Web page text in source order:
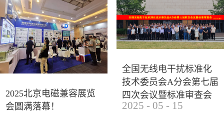
研讨及产品展示等多种形式，深入交流行业见解，踊
跃探索合作空间，为电磁兼容领域的高质量发展汇聚
了新动能。产品展示展会现场，公司展示了...
2025北京电磁兼容展览
会圆满落幕！
全国无线电干扰标准化
技术委员会A分会第七届
四次会议暨标准审查会
成功举办
2025 - 05 - 15